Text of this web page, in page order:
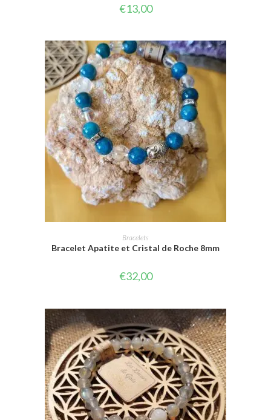
€13,00
CHOIX DES OPTIONS
Bracelets
Bracelet Apatite et Cristal de Roche 8mm
€32,00